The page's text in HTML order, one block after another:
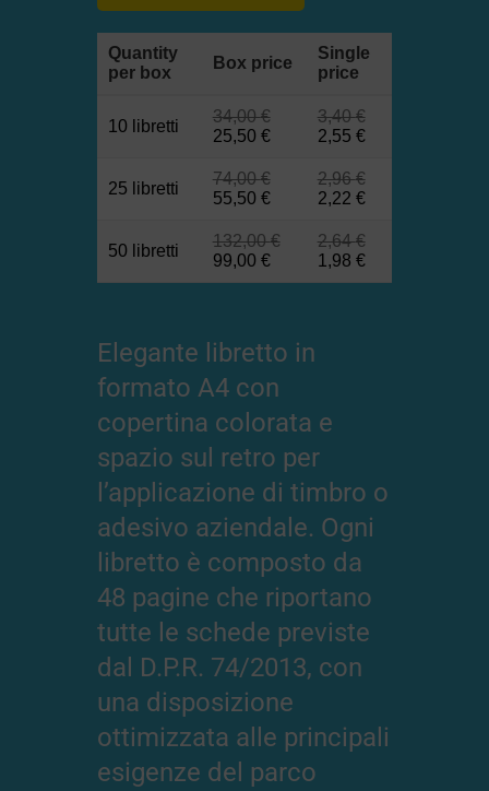
Elegante libretto in
formato A4 con
copertina colorata e
spazio sul retro per
l’applicazione di timbro o
adesivo aziendale. Ogni
libretto è composto da
48 pagine che riportano
tutte le schede previste
dal D.P.R. 74/2013, con
una disposizione
ottimizzata alle principali
esigenze del parco
Quantity
per box
Box price
Single
price
10 libretti
34,00€
25,50 €
3,40€
2,55 €
25 libretti
74,00€
55,50 €
2,96€
2,22 €
50 libretti
132,00€
99,00 €
2,64€
1,98 €